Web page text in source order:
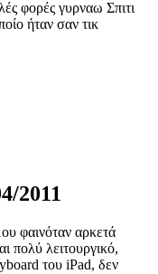
φορές γυρναω Σπιτι
ήταν σαν τικ
2011
φαινόταν αρκετά
πολύ λειτουργικό,
του iPad, δεν